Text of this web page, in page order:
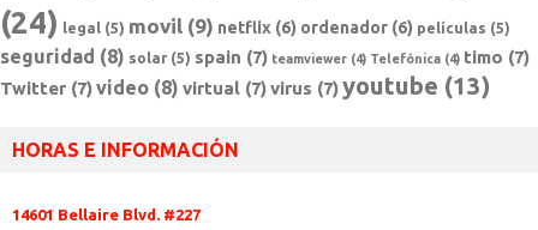
(24) legal (5) movil (9) netflix (6) ordenador (6) películas (5)
seguridad (8) solar (5) spain (7) teamviewer (4) Telefónica (4) timo (7)
Twitter (7)video (8) virtual (7)virus (7)youtube (13)
HORAS E INFORMACIÓN
14601 Bellaire Blvd. #227